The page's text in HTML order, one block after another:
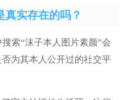
真实存在的吗？
索“沫子本人图片素颜”会
为其本人公开过的社交平